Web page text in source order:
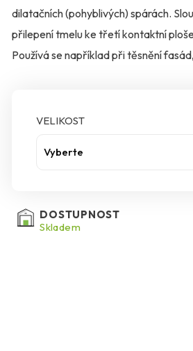
dilatačních (pohyblivých) spárách.
přilepení tmelu ke třetí kontaktní
Používá se například při těsnění
umožnit dilatační pohyb bez rizika
zbytečného „přetékání“.
VELIKOST
Vyberte
DOSTUPNOST
Skladem